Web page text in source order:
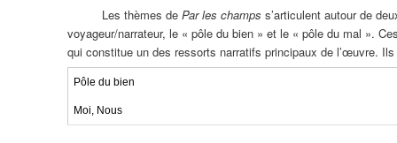
Les thèmes de Par les champs s’articulent autour de
voyageur/narrateur, le « pôle du bien » et le « pôle du mal ».
qui constitue un des ressorts narratifs principaux de l’œuvre.
Pôle du bien
Moi, Nous